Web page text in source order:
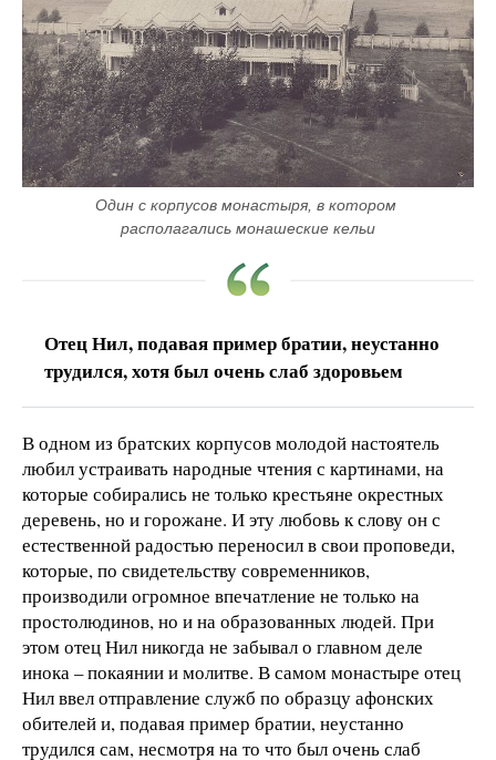
Один с корпусов монастыря, в котором
располагались монашеские кельи
Отец Нил, подавая пример братии, неустанно
трудился, хотя был очень слаб здоровьем
В одном из братских корпусов молодой настоятель
любил устраивать народные чтения с картинами, на
которые собирались не только крестьяне окрестных
деревень, но и горожане. И эту любовь к слову он с
естественной радостью переносил в свои проповеди,
которые, по свидетельству современников,
производили огромное впечатление не только на
простолюдинов, но и на образованных людей. При
этом отец Нил никогда не забывал о главном деле
инока – покаянии и молитве. В самом монастыре отец
Нил ввел отправление служб по образцу афонских
обителей и, подавая пример братии, неустанно
трудился сам, несмотря на то что был очень слаб